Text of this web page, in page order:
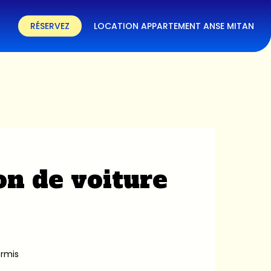
RÉSERVEZ LOCATION APPARTEMENT ANSE MITAN
de voiture